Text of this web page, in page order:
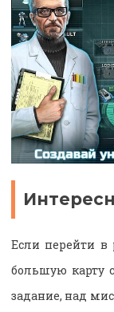
Если перейти в
большую карту
задание, над